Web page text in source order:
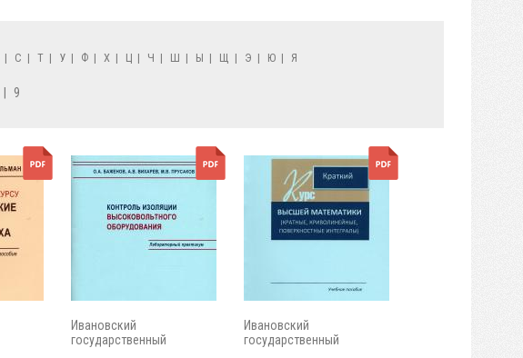
| С | Т | У | Ф | Х | Ц | Ч | Ш | Ы | Щ | Э | Ю | Я
9
Ивановский
государственный
Ивановский
государственный